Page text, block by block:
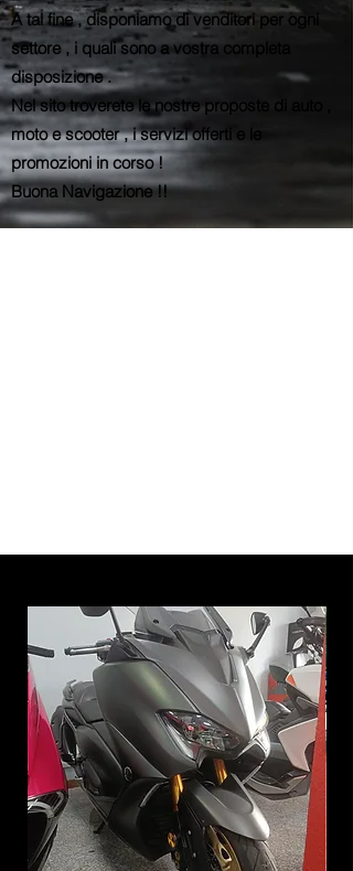
A tal fine , disponiamo di venditori per ogni
settore , i quali sono a vostra completa
disposizione .
Nel sito troverete le nostre proposte di auto ,
moto e scooter , i servizi offerti e le
promozioni in corso !
Buona Navigazione !!